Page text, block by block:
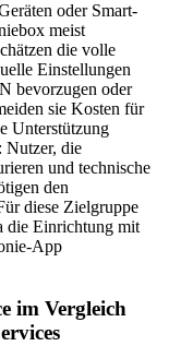
oder Smart-
meist
die volle
Einstellungen
bevorzugen oder
sie Kosten für
Unterstützung
Nutzer, die
und technische
den
diese Zielgruppe
die Einrichtung mit
App
im Vergleich